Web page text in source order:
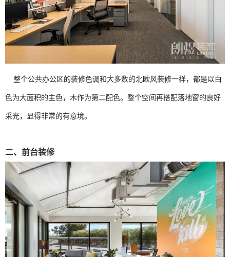
整个公共办公区的装修色调和大多数的北欧风装修一样，都是以白
色为大面积的主色，木作为第二配色。整个空间再搭配落地窗的良好
采光，显得非常的有意境。
二、前台装修